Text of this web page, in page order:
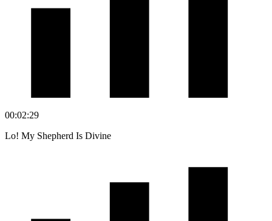
00:02:29
Lo! My Shepherd Is Divine